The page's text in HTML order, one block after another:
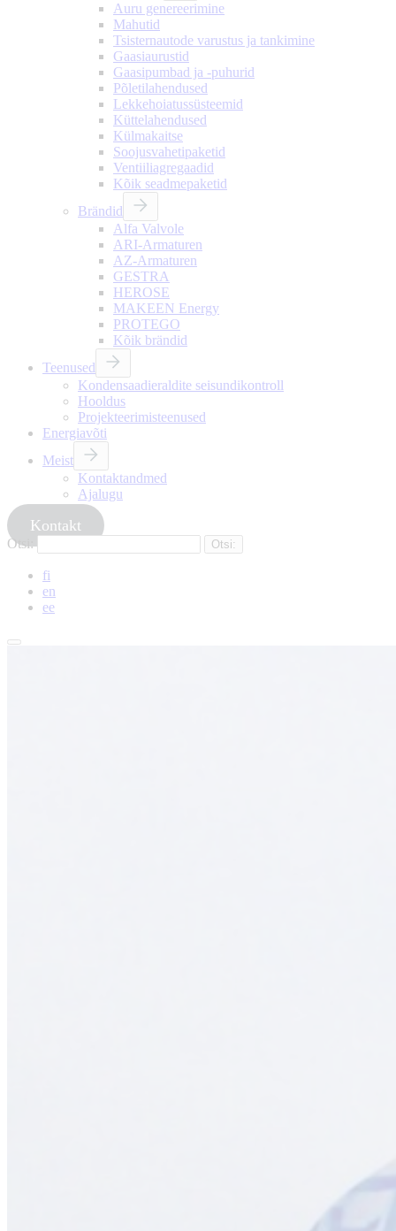
Auru genereerimine
Mahutid
Tsisternautode varustus ja tankimine
Gaasiaurustid
Gaasipumbad ja -puhurid
Põletilahendused
Lekkehoiatussüsteemid
Küttelahendused
Külmakaitse
Soojusvahetipaketid
Ventiiliagregaadid
Kõik seadmepaketid
Brändid
Alfa Valvole
ARI-Armaturen
AZ-Armaturen
GESTRA
HEROSE
MAKEEN Energy
PROTEGO
Kõik brändid
Teenused
Kondensaadieraldite seisundikontroll
Hooldus
Projekteerimisteenused
Energiavõti
Meist
Kontaktandmed
Ajalugu
Kontakt
Otsi:
fi
en
ee